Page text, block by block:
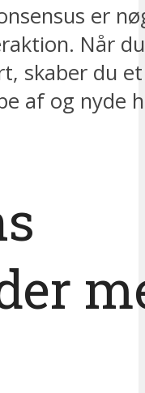
er
Når
skaber du
af og nyde